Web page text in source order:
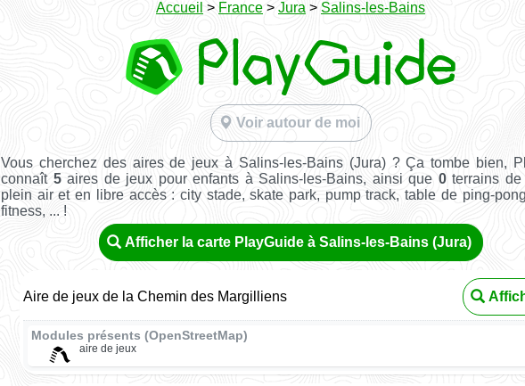
Accueil > France > Jura > Salins-les-Bains
Voir autour de moi
Vous cherchez des aires de jeux à Salins-les-Bains (Jura) ? Ça tombe bien,
connaît 5aires de jeux pour enfants à Salins-les-Bains, ainsi que 0terrains de
plein air et en libre accès : city stade, skate park, pump track, table de ping-
fitness, ... !
Afficher la carte PlayGuide à Salins-les-Bains (Jura)
Aire de jeux de la Chemin des Margilliens
Modules présents (OpenStreetMap)
aire de jeux